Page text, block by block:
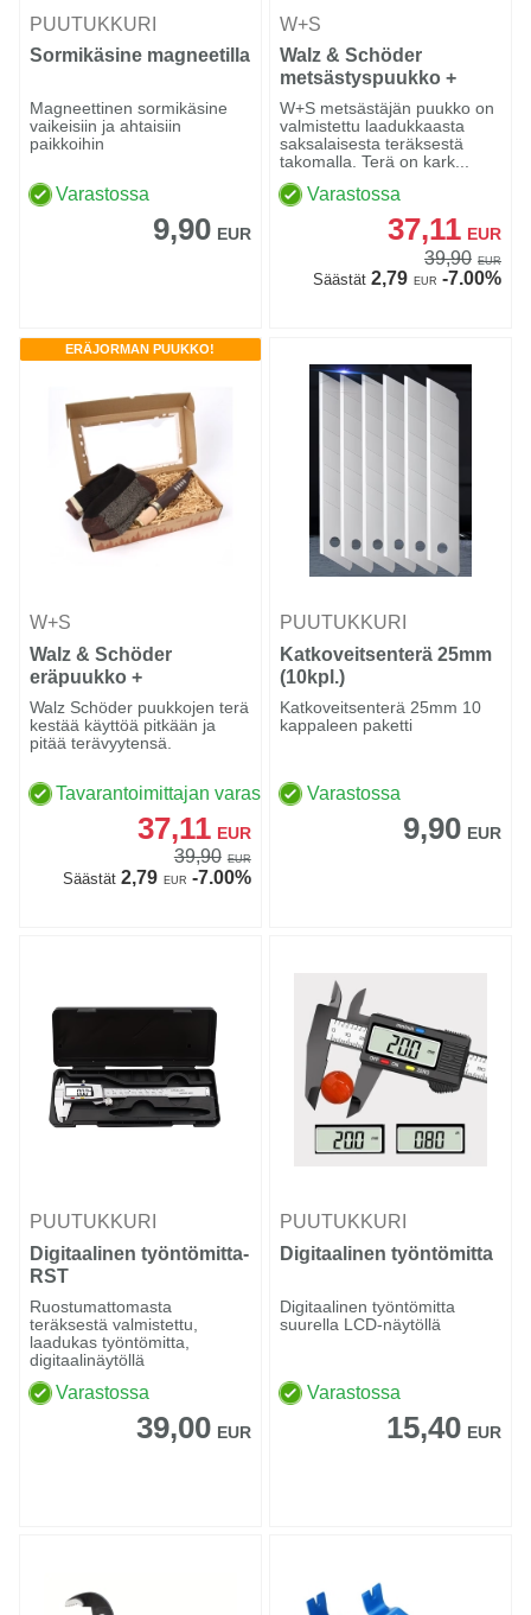
PUUTUKKURI
Sormikäsine magneetilla
Magneettinen sormikäsine
vaikeisiin ja ahtaisiin
paikkoihin
Varastossa
9,90 EUR
W+S
Walz & Schöder
metsästyspuukko +
saapassukat
W+S metsästäjän puukko on
valmistettu laadukkaasta
saksalaisesta teräksestä
takomalla. Terä on kark...
Varastossa
37,11 EUR
39,90 EUR
Säästät2,79 EUR -7.00%
ERÄJORMAN PUUKKO!
W+S
Walz & Schöder
eräpuukko +
saapassukat
Walz Schöder puukkojen terä
kestää käyttöä pitkään ja
pitää terävyytensä.
Tavarantoimittajan varastossa
37,11 EUR
39,90 EUR
Säästät2,79 EUR -7.00%
PUUTUKKURI
Katkoveitsenterä 25mm
(10kpl.)
Katkoveitsenterä 25mm 10
kappaleen paketti
Varastossa
9,90 EUR
PUUTUKKURI
Digitaalinen työntömitta-
RST
Ruostumattomasta
teräksestä valmistettu,
laadukas työntömitta,
digitaalinäytöllä
Varastossa
39,00 EUR
PUUTUKKURI
Digitaalinen työntömitta
Digitaalinen työntömitta
suurella LCD-näytöllä
Varastossa
15,40 EUR